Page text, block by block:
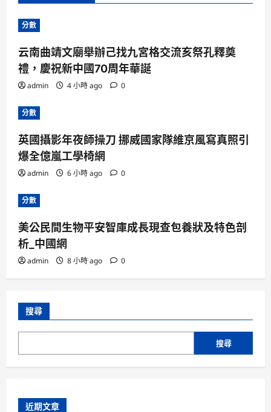
分數
云南曲靖文廟舉辦己找九宮格交流亥祭孔釋奠
禮，慶祝新中國70周年華誕
admin 4 小時 ago 0
分數
英國攝影年夜師操刀 挪威國家隊維京風寫真照引
爆全億嵐工學椅網
admin 6 小時 ago 0
分數
美公民間生物平安智庫成長現查包養狀及特色剖
析_中國網
admin 8 小時 ago 0
搜尋
搜尋
近期文章